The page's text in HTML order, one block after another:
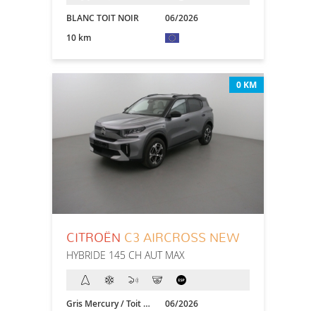
BLANC TOIT NOIR
06/2026
10 km
0 KM
CITROËN C3 AIRCROSS NEW
HYBRIDE 145 CH AUT MAX
Gris Mercury / Toit Noir
06/2026